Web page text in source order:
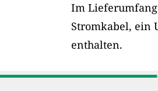
Im Lieferumfang
Stromkabel, ein
enthalten.